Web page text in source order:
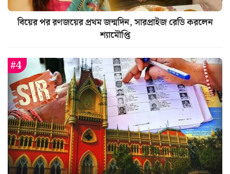
বিয়ের পর রণজয়ের প্রথম জন্মদিন, সারপ্রাইজ রেডি করলেন
শ্যামৌপ্তি